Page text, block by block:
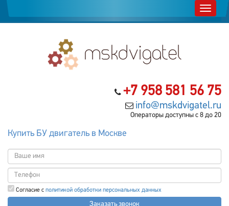
+7 958 581 56 75
info@mskdvigatel.ru
Операторы доступны с 8 до 20
Купить БУ двигатель в Москве
Согласие с политикой обработки персональных данных
Заказать звонок